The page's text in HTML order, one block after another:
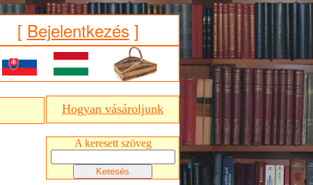
[ Bejelentkezés ]
Hogyan vásároljunk
A keresett szöveg